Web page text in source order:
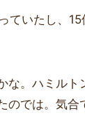
ていたし、
な。ハミル
では。気合